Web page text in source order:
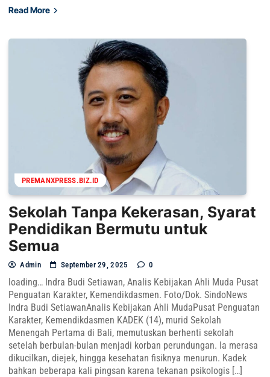
Read More
PREMANXPRESS.BIZ.ID
Sekolah Tanpa Kekerasan, Syarat
Pendidikan Bermutu untuk
Semua
Admin September 29, 2025 0
loading… Indra Budi Setiawan, Analis Kebijakan Ahli Muda Pusat
Penguatan Karakter, Kemendikdasmen. Foto/Dok. SindoNews
Indra Budi SetiawanAnalis Kebijakan Ahli MudaPusat Penguatan
Karakter, Kemendikdasmen KADEK (14), murid Sekolah
Menengah Pertama di Bali, memutuskan berhenti sekolah
setelah berbulan-bulan menjadi korban perundungan. Ia merasa
dikucilkan, diejek, hingga kesehatan fisiknya menurun. Kadek
bahkan beberapa kali pingsan karena tekanan psikologis […]